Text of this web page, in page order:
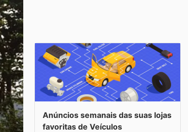
Anúncios semanais das suas lojas
favoritas de Veículos